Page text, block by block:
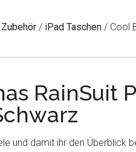
/ iPad Taschen / Cool
RainSuit
und damit ihr den Überblick